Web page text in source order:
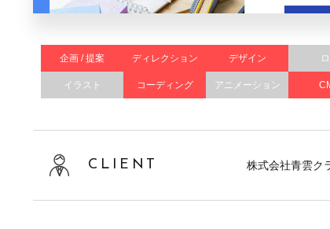
企画 / 提案 ディレクション デザイン
イラスト コーディング アニメーション
CLIENT 株式会社青雲ク